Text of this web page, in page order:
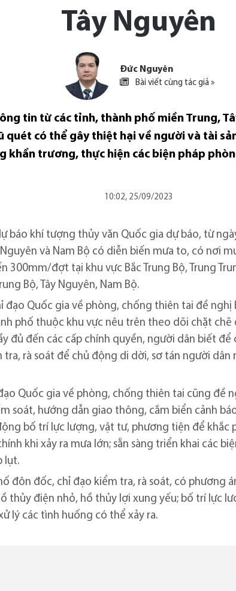
Tây Nguyên
Đức Nguyên
Bài viết cùng tác giả »
tin từ các tỉnh, thành phố miền Trung,
quét có thể gây thiệt hại về người và tài
khẩn trương, thực hiện các biện pháp
10:02, 25/09/2023
báo khí tượng thủy văn Quốc gia dự báo, từ
và Nam Bộ có diễn biến mưa to, có nơi
300mm/đợt tại khu vực Bắc Trung Bộ, Trung
Bộ, Tây Nguyên, Nam Bộ.
đạo Quốc gia về phòng, chống thiên tai đề
phố thuộc khu vực nêu trên theo dõi chặt chẽ
đủ đến các cấp chính quyền, người dân biết
rà soát để chủ động di dời, sơ tán người dân
Quốc gia về phòng, chống thiên tai cũng đề
soát, hướng dẫn giao thông, cắm biển cảnh
bố trí lực lượng, vật tư, phương tiện để
khi xảy ra mưa lớn; sẵn sàng triển khai các
lụt.
đôn đốc, chỉ đạo kiểm tra, rà soát, có phương
thủy điện nhỏ, hồ thủy lợi xung yếu; bố trí lực
lý các tình huống có thể xảy ra.